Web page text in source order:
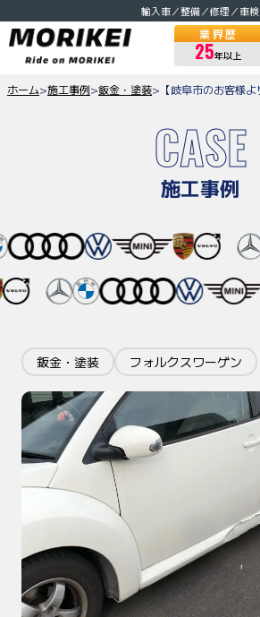
輸入車／整備／修理／車検
業界歴
25年以上
ホーム>施工事例>鈑金・塗装>
CASE
施工事例
鈑金・塗装 フォルクスワーゲン